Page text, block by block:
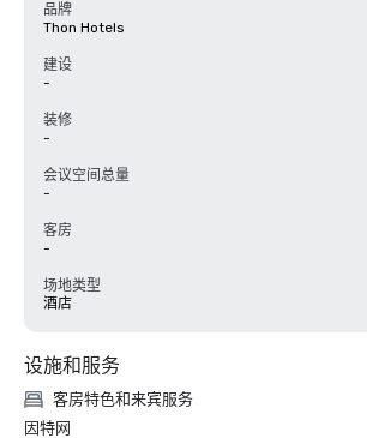
品牌
Thon Hotels
建设
-
装修
-
会议空间总量
-
客房
-
场地类型
酒店
设施和服务
客房特色和来宾服务
因特网